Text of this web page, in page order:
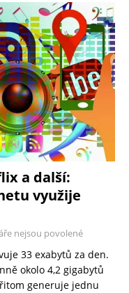
a další:
využije
nejsou povolené
33 exabytů za den.
okolo 4,2 gigabytů
generuje jednu